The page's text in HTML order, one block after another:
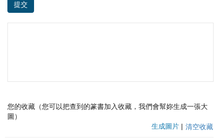
提交
您的收藏（您可以把查到的篆書加入收藏，我們會幫妳生成一張大
圖）
生成圖片 | 清空收藏